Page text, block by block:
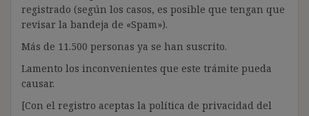
registrado (según los casos, es posible que tengan que
revisar la bandeja de «Spam»).
Más de 11.500 personas ya se han suscrito.
Lamento los inconvenientes que este trámite pueda
causar.
[Con el registro aceptas la política de privacidad del